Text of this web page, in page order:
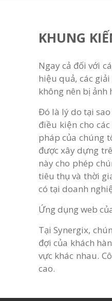
KHUNG
Ngay cả đối với
hiệu quả, các
không nên bị
Đó là lý do tại
điều kiện cho
pháp của chúng
được xây dựng
này cho phép
tiêu thụ và thời
có tại doanh
Ứng dụng web
Tại Synergix,
đợi của khách
vực khác nhau.
cao.